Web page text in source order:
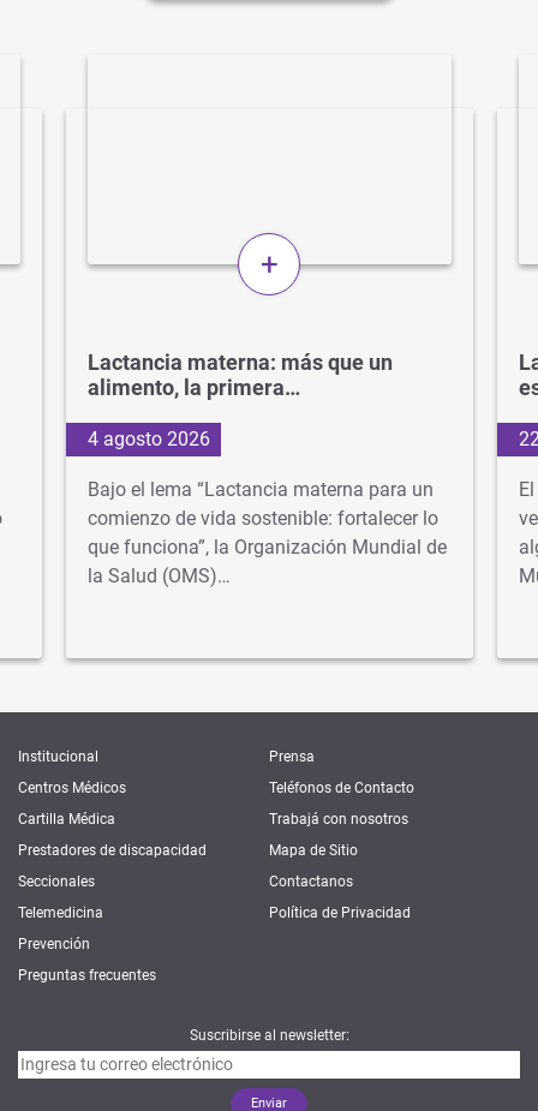
+
Lactancia materna: más que un
alimento, la primera…
4 agosto 2026
Bajo el lema “Lactancia materna para un
comienzo de vida sostenible: fortalecer lo
que funciona”, la Organización Mundial de
la Salud (OMS)…
Institucional
Centros Médicos
Cartilla Médica
Prestadores de discapacidad
Seccionales
Telemedicina
Prevención
Preguntas frecuentes
Prensa
Teléfonos de Contacto
Trabajá con nosotros
Mapa de Sitio
Contactanos
Política de Privacidad
Suscribirse al newsletter: